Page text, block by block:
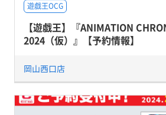
遊戯王OCG
【遊戯王】『ANIMATION
2024（仮）』【予約情報】
岡山西口店